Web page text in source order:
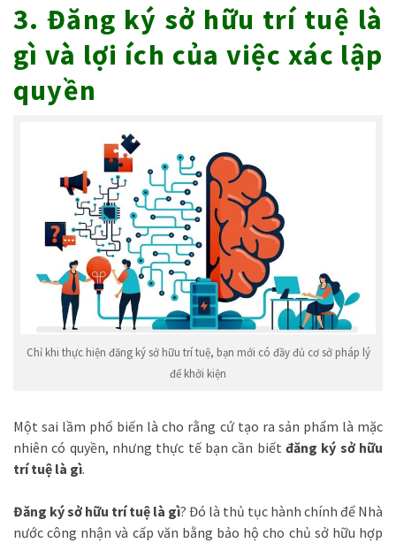
3. Đăng ký sở hữu trí tuệ là
gì và lợi ích của việc xác lập
quyền
Chỉ khi thực hiện đăng ký sở hữu trí tuệ, bạn mới có đầy đủ cơ sở pháp lý
để khởi kiện
Một sai lầm phổ biến là cho rằng cứ tạo ra sản phẩm là mặc
nhiên có quyền, nhưng thực tế bạn cần biết đăng ký sở hữu
trí tuệ là gì.
Đăng ký sở hữu trí tuệ là gì? Đó là thủ tục hành chính để Nhà
nước công nhận và cấp văn bằng bảo hộ cho chủ sở hữu hợp